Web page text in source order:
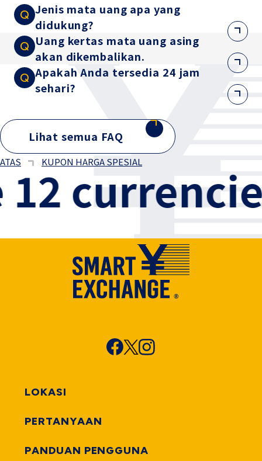
Jenis mata uang apa yang
didukung?
Uang kertas mata uang asing
akan dikembalikan.
Apakah Anda tersedia 24 jam
sehari?
Lihat semua FAQ
ATAS KUPON HARGA SPESIAL
LOKASI
PERTANYAAN
PANDUAN PENGGUNA